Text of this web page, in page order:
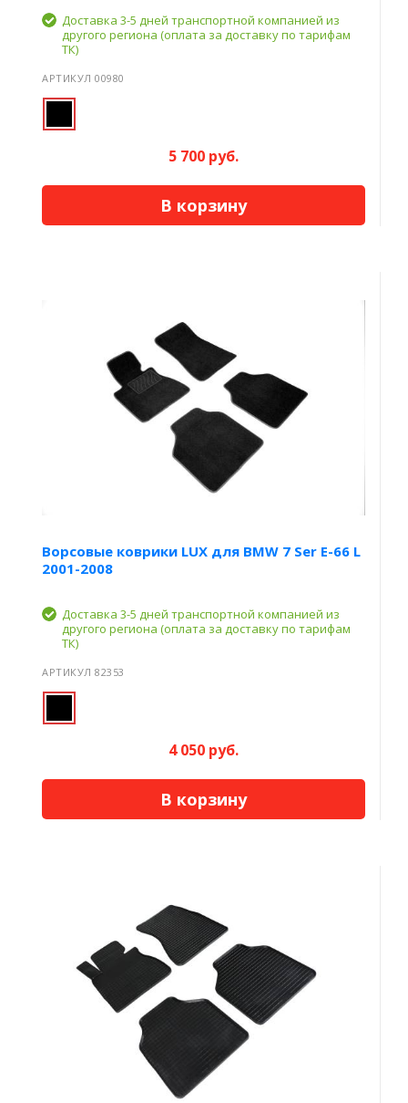
Доставка 3-5 дней транспортной компанией из
другого региона (оплата за доставку по тарифам
ТК)
АРТИКУЛ 00980
5 700 руб.
В корзину
Ворсовые коврики LUX для BMW 7 Ser E-66 L
2001-2008
Доставка 3-5 дней транспортной компанией из
другого региона (оплата за доставку по тарифам
ТК)
АРТИКУЛ 82353
4 050 руб.
В корзину